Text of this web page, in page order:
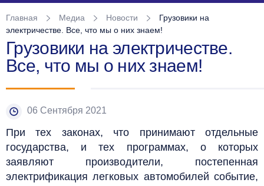
Главная Медиа Новости
Грузовики на
электричестве. Все, что мы о них знаем!
Грузовики на электричестве.
Все, что мы о них знаем!
06 Сентября 2021
При тех законах, что принимают отдельные
государства, и тех программах, о которых
заявляют производители, постепенная
электрификация легковых автомобилей событие,